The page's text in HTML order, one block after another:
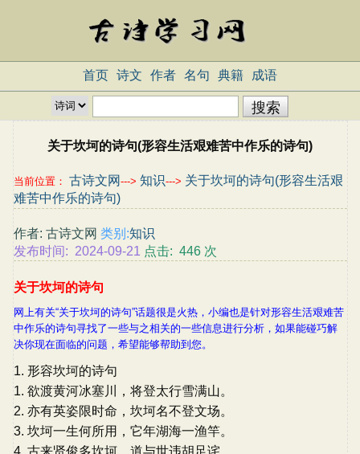
首页 诗文 作者 名句 典籍 成语
关于坎坷的诗句(形容生活艰难苦中作乐的诗句)
当前位置： 古诗文网 ---> 知识---> 关于坎坷的诗句(形容生活艰
难苦中作乐的诗句)
作者: 古诗文网 类别:知识
发布时间: 2024-09-21 点击: 446 次
关于坎坷的诗句
网上有关“关于坎坷的诗句”话题很是火热，小编也是针对形容生活艰难苦
中作乐的诗句寻找了一些与之相关的一些信息进行分析，如果能碰巧解
决你现在面临的问题，希望能够帮助到您。
1. 形容坎坷的诗句
1. 欲渡黄河冰塞川，将登太行雪满山。
2. 亦有英姿限时命，坎坷名不登文场。
3. 坎坷一生何所用，它年湖海一渔竿。
4. 古来贤俊多坎坷，道与世违胡足诧。